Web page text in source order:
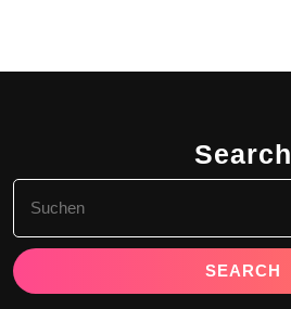
Search
for: